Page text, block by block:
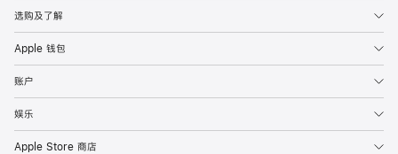
选购及了解
Apple 钱包
账户
娱乐
Apple Store 商店